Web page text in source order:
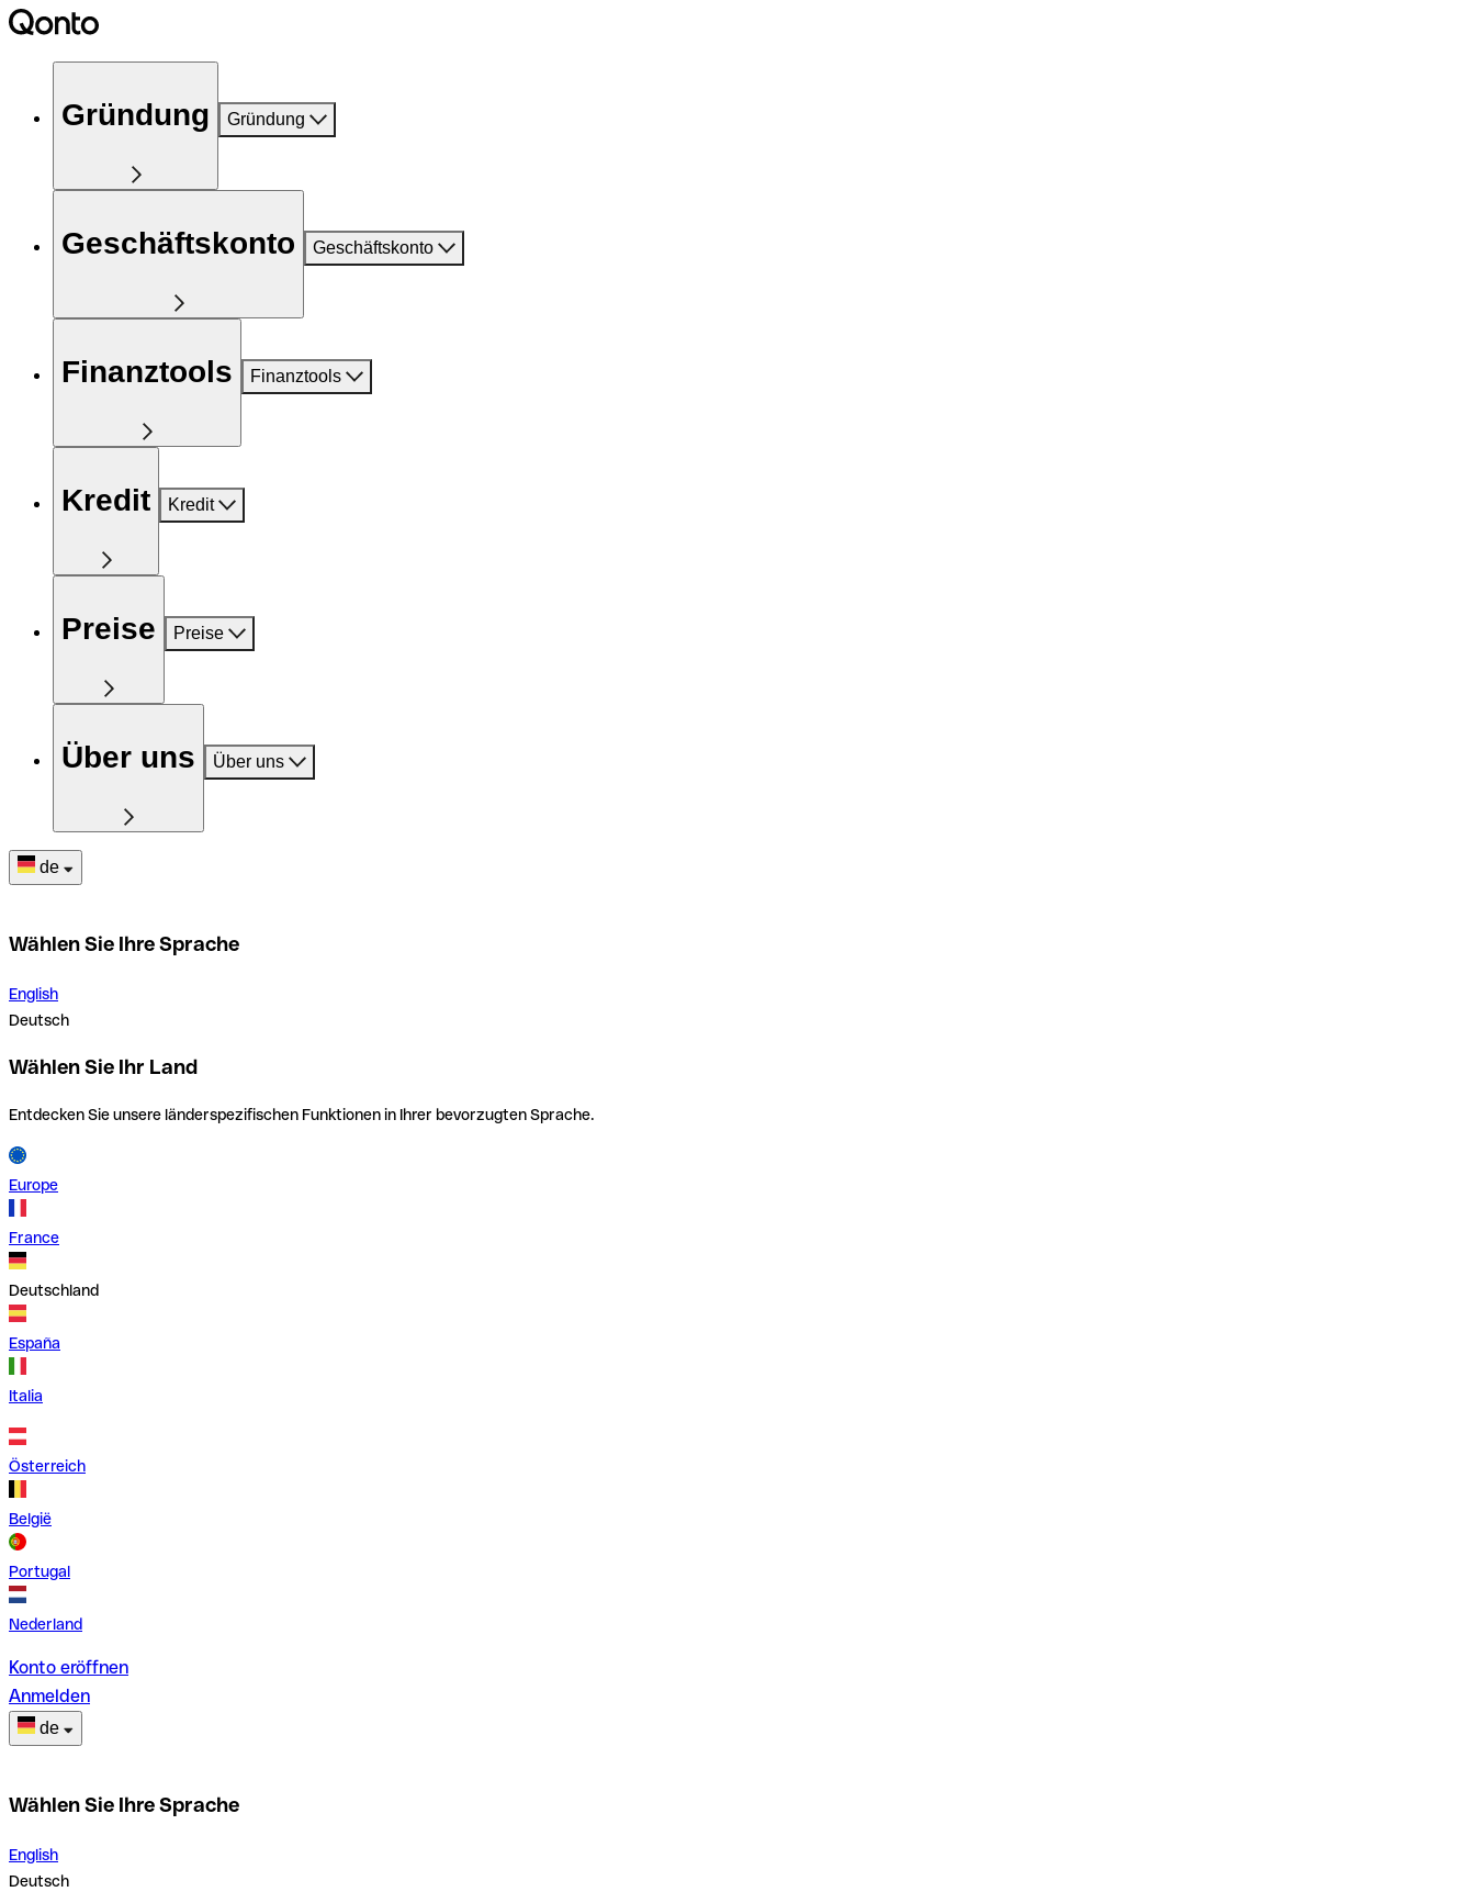
Gründung Gründung
Geschäftskonto Geschäftskonto
Finanztools Finanztools
Kredit Kredit
Preise Preise
Über uns Über uns
de
Wählen Sie Ihre Sprache
English
Deutsch
Wählen Sie Ihr Land
Entdecken Sie unsere länderspezifischen Funktionen in Ihrer bevorzugten Sprache.
Europe
France
Deutschland
España
Italia
Österreich
België
Portugal
Nederland
Konto eröffnen
Anmelden
de
Wählen Sie Ihre Sprache
English
Deutsch